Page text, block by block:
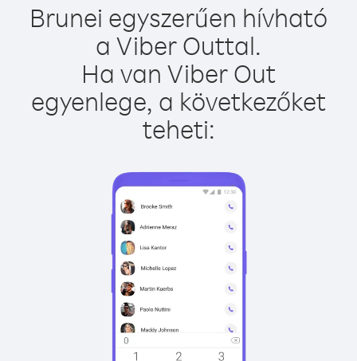
Brunei egyszerűen hívható
a Viber Outtal.
Ha van Viber Out
egyenlege, a következőket
teheti: